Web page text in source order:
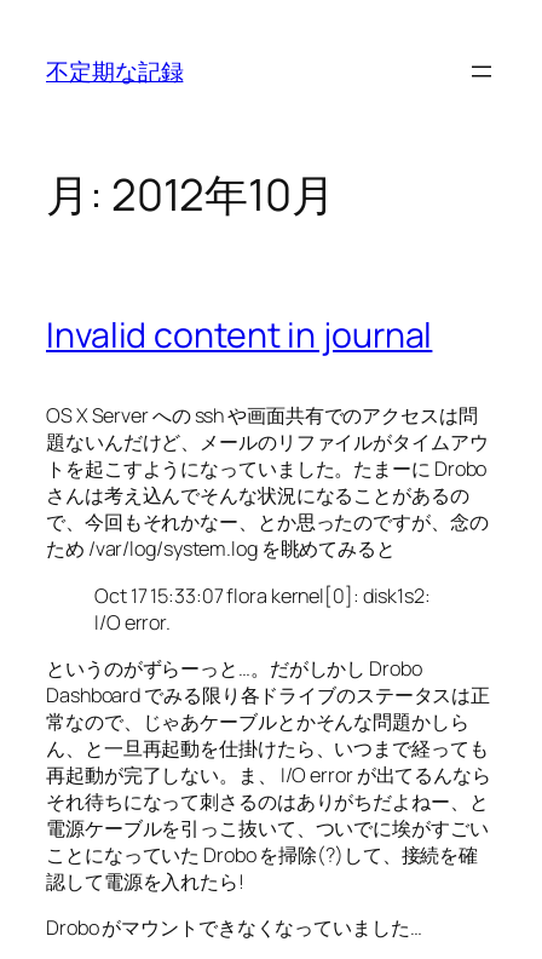
不定期な記録
月: 2012年10月
Invalid content in journal
OS X Server への ssh や画面共有でのアクセスは問
題ないんだけど、メールのリファイルがタイムアウ
トを起こすようになっていました。たまーに Drobo
さんは考え込んでそんな状況になることがあるの
で、今回もそれかなー、とか思ったのですが、念の
ため /var/log/system.log を眺めてみると
Oct 17 15:33:07 flora kernel[0]: disk1s2:
I/O error.
というのがずらーっと…。だがしかし Drobo
Dashboard でみる限り各ドライブのステータスは正
常なので、じゃあケーブルとかそんな問題かしら
ん、と一旦再起動を仕掛けたら、いつまで経っても
再起動が完了しない。ま、 I/O error が出てるんなら
それ待ちになって刺さるのはありがちだよねー、と
電源ケーブルを引っこ抜いて、ついでに埃がすごい
ことになっていた Drobo を掃除(?)して、接続を確
認して電源を入れたら!
Drobo がマウントできなくなっていました…